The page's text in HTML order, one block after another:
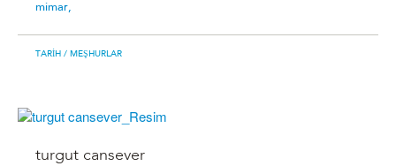
mimar,
TARIH / MEŞHURLAR
turgut cansever